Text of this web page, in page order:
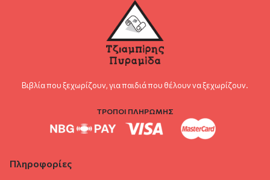
Βιβλία που ξεχωρίζουν, για παιδιά που θέλουν να ξεχωρίζουν.
ΤΡΟΠΟΙ ΠΛΗΡΩΜΗΣ
Πληροφορίες